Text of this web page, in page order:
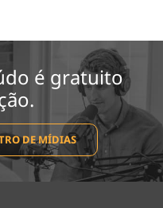
é gratuito
DE MÍDIAS